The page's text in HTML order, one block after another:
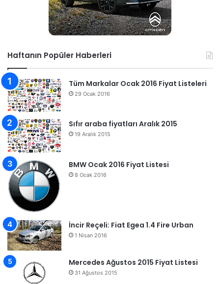
Haftanın Popüler Haberleri
Tüm Markalar Ocak 2016 Fiyat Listeleri
29 Ocak 2016
Sıfır araba fiyatları Aralık 2015
19 Aralık 2015
BMW Ocak 2016 Fiyat Listesi
8 Ocak 2016
İncir Reçeli: Fiat Egea 1.4 Fire Urban
1 Nisan 2016
Mercedes Ağustos 2015 Fiyat Listesi
31 Ağustos 2015